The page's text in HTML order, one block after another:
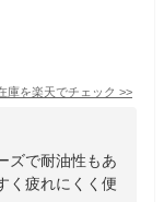
庫を楽天でチェック >>
ズで耐油性もあ
く疲れにくく便